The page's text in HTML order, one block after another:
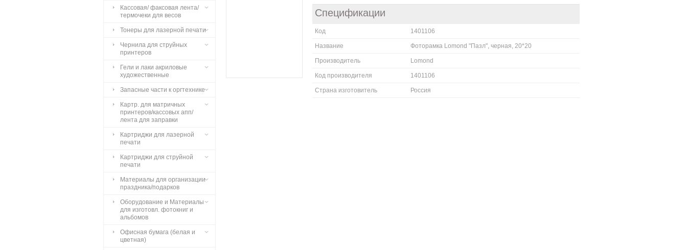
Спецификации
Код 1401106
Название Фоторамка Lomond "Пазл", черная, 20*20
Производитель Lomond
Код производителя 1401106
Страна изготовитель Россия
Кассовая/ факсовая лента/
термочеки для весов
Тонеры для лазерной печати
Чернила для струйных
принтеров
Гели и лаки акриловые
художественные
Запасные части к оргтехнике
Картр. для матричных
принтеров/кассовых апп/
лента для заправки
Картриджи для лазерной
печати
Картриджи для струйной
печати
Материалы для организации
праздника/подарков
Оборудование и Материалы
для изготовл. фотокниг и
альбомов
Офисная бумага (белая и
цветная)